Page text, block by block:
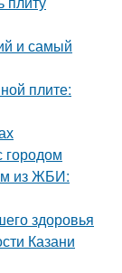
и самый
плите:
городом
из ЖБИ:
здоровья
Казани